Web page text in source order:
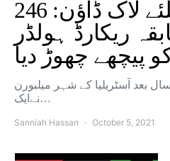
246 دنوں کیلئے لاک ڈاؤن:
​​ریکارڈ ہولڈر
پیچھے چھوڑ دیا
بعد آسٹریلیا کے شہر میلبورن
نےایک…
Sanniah Hassan October 5, 2021